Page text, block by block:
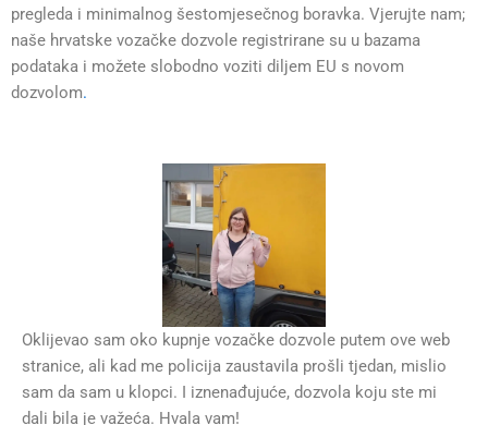
pregleda i minimalnog šestomjesečnog boravka. Vjerujte nam;
naše hrvatske vozačke dozvole registrirane su u bazama
podataka i možete slobodno voziti diljem EU s novom
dozvolom.
Oklijevao sam oko kupnje vozačke dozvole putem ove web
stranice, ali kad me policija zaustavila prošli tjedan, mislio
sam da sam u klopci. I iznenađujuće, dozvola koju ste mi
dali bila je važeća. Hvala vam!